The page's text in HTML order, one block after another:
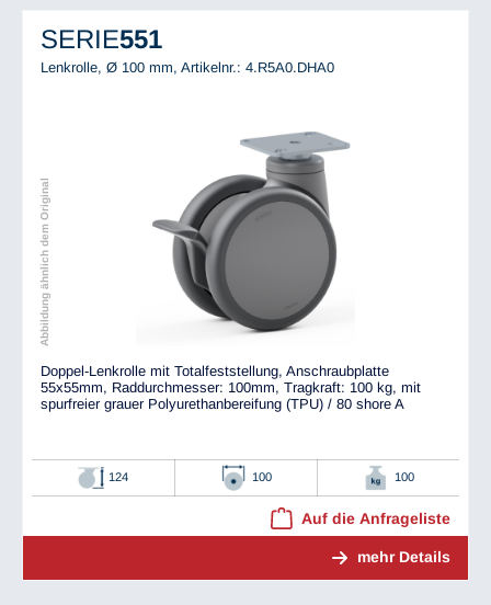
SERIE551
Lenkrolle, Ø 100 mm, Artikelnr.: 4.R5A0.DHA0
Abbildung ähnlich dem Original
Doppel-Lenkrolle mit Totalfeststellung, Anschraubplatte
55x55mm, Raddurchmesser: 100mm, Tragkraft: 100 kg, mit
spurfreier grauer Polyurethanbereifung (TPU) / 80 shore A
124 100 100
Auf die Anfrageliste
mehr Details